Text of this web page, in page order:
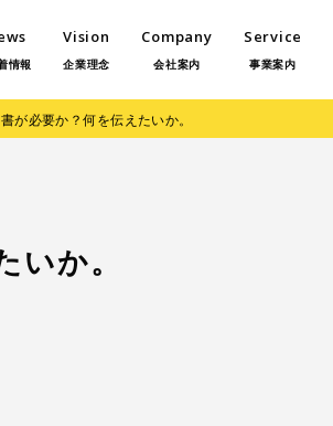
情報
Vision
企業理念
Company
会社案内
Service
事業案内
が必要か？何を伝えたいか。
か。